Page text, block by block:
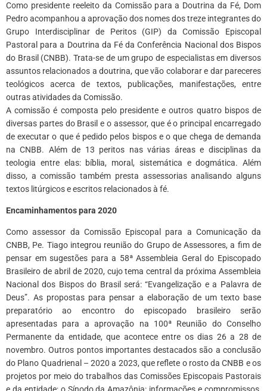
Como presidente reeleito da Comissão para a Doutrina da Fé, Dom
Pedro acompanhou a aprovação dos nomes dos treze integrantes do
Grupo Interdisciplinar de Peritos (GIP) da Comissão Episcopal
Pastoral para a Doutrina da Fé da Conferência Nacional dos Bispos
do Brasil (CNBB). Trata-se de um grupo de especialistas em diversos
assuntos relacionados a doutrina, que vão colaborar e dar pareceres
teológicos acerca de textos, publicações, manifestações, entre
outras atividades da Comissão.
A comissão é composta pelo presidente e outros quatro bispos de
diversas partes do Brasil e o assessor, que é o principal encarregado
de executar o que é pedido pelos bispos e o que chega de demanda
na CNBB. Além de 13 peritos nas várias áreas e disciplinas da
teologia entre elas: bíblia, moral, sistemática e dogmática. Além
disso, a comissão também presta assessorias analisando alguns
textos litúrgicos e escritos relacionados à fé.
Encaminhamentos para 2020
Como assessor da Comissão Episcopal para a Comunicação da
CNBB, Pe. Tiago integrou reunião do Grupo de Assessores, a fim de
pensar em sugestões para a 58ª Assembleia Geral do Episcopado
Brasileiro de abril de 2020, cujo tema central da próxima Assembleia
Nacional dos Bispos do Brasil será: “Evangelização e a Palavra de
Deus”. As propostas para pensar a elaboração de um texto base
preparatório ao encontro do episcopado brasileiro serão
apresentadas para a aprovação na 100ª Reunião do Conselho
Permanente da entidade, que acontece entre os dias 26 a 28 de
novembro. Outros pontos importantes destacados são a conclusão
do Plano Quadrienal – 2020 a 2023, que reflete o rosto da CNBB e os
projetos por meio do trabalhos das Comissões Episcopais Pastorais